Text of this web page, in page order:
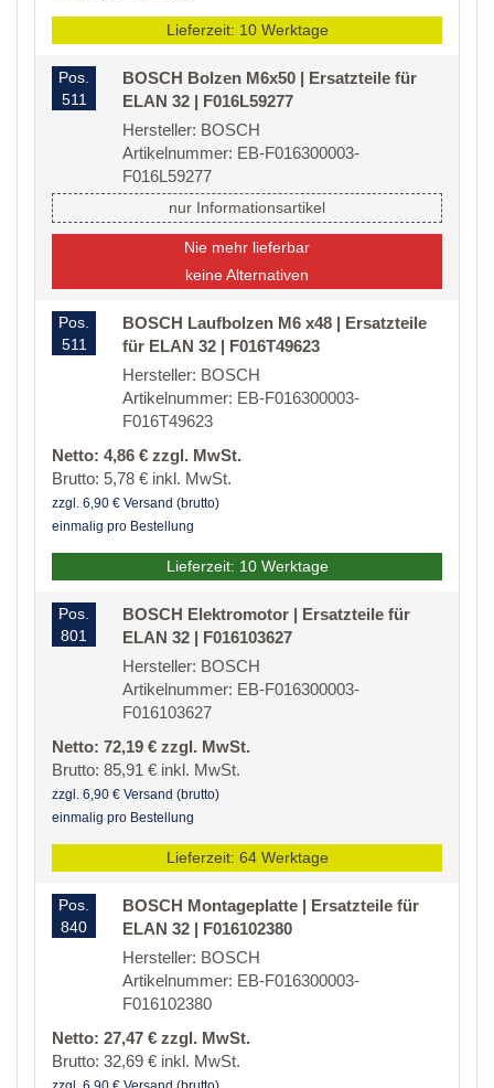
Lieferzeit: 10 Werktage
Pos.
511
BOSCH Bolzen M6x50 | Ersatzteile für
ELAN 32 | F016L59277
Hersteller: BOSCH
Artikelnummer: EB-F016300003-
F016L59277
nur Informationsartikel
Nie mehr lieferbar
keine Alternativen
Pos.
511
BOSCH Laufbolzen M6 x48 | Ersatzteile
für ELAN 32 | F016T49623
Hersteller: BOSCH
Artikelnummer: EB-F016300003-
F016T49623
Netto: 4,86 € zzgl. MwSt.
Brutto: 5,78 € inkl. MwSt.
zzgl. 6,90 € Versand (brutto)
einmalig pro Bestellung
Lieferzeit: 10 Werktage
Pos.
801
BOSCH Elektromotor | Ersatzteile für
ELAN 32 | F016103627
Hersteller: BOSCH
Artikelnummer: EB-F016300003-
F016103627
Netto: 72,19 € zzgl. MwSt.
Brutto: 85,91 € inkl. MwSt.
zzgl. 6,90 € Versand (brutto)
einmalig pro Bestellung
Lieferzeit: 64 Werktage
Pos.
840
BOSCH Montageplatte | Ersatzteile für
ELAN 32 | F016102380
Hersteller: BOSCH
Artikelnummer: EB-F016300003-
F016102380
Netto: 27,47 € zzgl. MwSt.
Brutto: 32,69 € inkl. MwSt.